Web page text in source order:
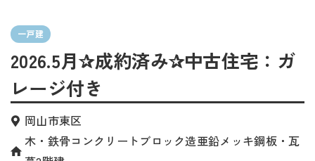
一戸建
2026.5月✰成約済み✰中古住宅：ガ
レージ付き
岡山市東区
木・鉄骨コンクリートブロック造亜鉛メッキ鋼板・瓦